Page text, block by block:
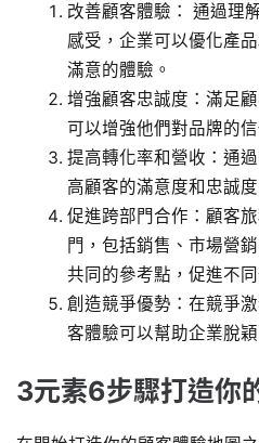
改善顧客體驗： 通過理
感受，企業可以優化產
滿意的體驗。
增強顧客忠誠度：滿足
可以增強他們對品牌的
提高轉化率和營收：通
高顧客的滿意度和忠誠
促進跨部門合作：顧客
門，包括銷售、市場營
共同的參考點，促進不
創造競爭優勢：在競爭
客體驗可以幫助企業脫
3元素6步驟打造你